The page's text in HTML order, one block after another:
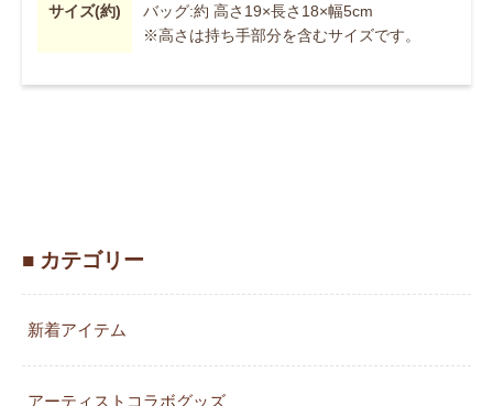
サイズ(約)
バッグ:約 高さ19×長さ18×幅5cm
※高さは持ち手部分を含むサイズです。
■ カテゴリー
新着アイテム
アーティストコラボグッズ